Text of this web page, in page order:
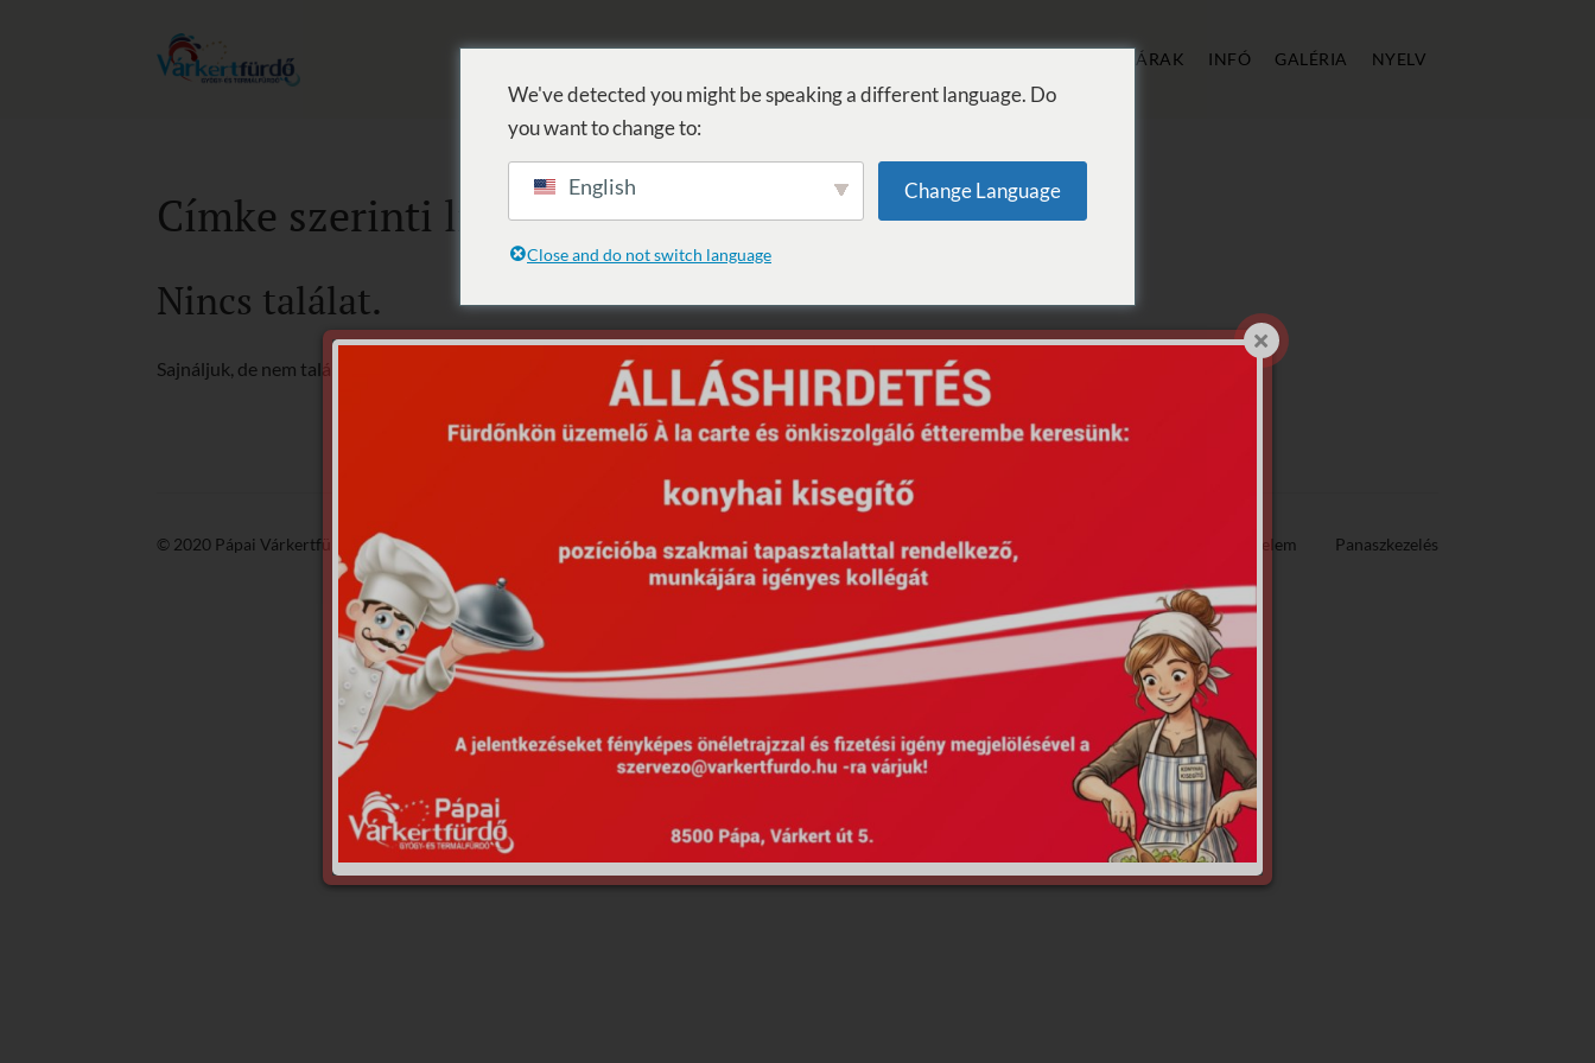
ÁRAK INFÓ GALÉRIA NYELV
Címke szerinti lista: 80 perc a föld körül
Nincs találat.
Sajnáljuk, de nem található, amit keresett.
© 2020 Pápai Várkertfürdő -GyGaTech' Hirdetmények EU Projektek Adatvédelem Panaszkezelés
We've detected you might be speaking a different language. Do
you want to change to:
English Change Language
Close and do not switch language